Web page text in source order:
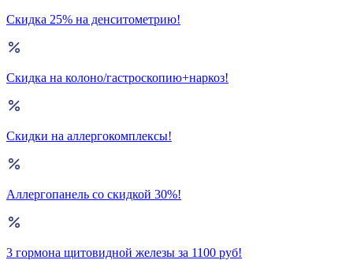
Скидка 25% на денситометрию!
Скидка на колоно/гастроскопию+наркоз!
Скидки на аллергокомплексы!
Аллергопанель со скидкой 30%!
3 гормона щитовидной железы за 1100 руб!